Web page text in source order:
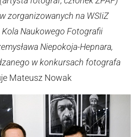
zorganizowanych na WSIiZ
Kola Naukowego Fotografii
Niepokoja-Hepnara,
w konkursach fotografa
Mateusz Nowak